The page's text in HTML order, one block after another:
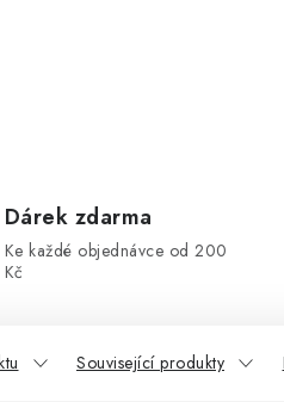
Dárek zdarma
Ke každé objednávce od 200
Kč
Související produkty